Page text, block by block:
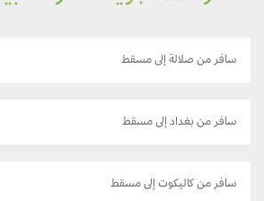
سافر من صلالة إلى مسقط
سافر من بغداد إلى مسقط
سافر من كاليكوت إلى مسقط